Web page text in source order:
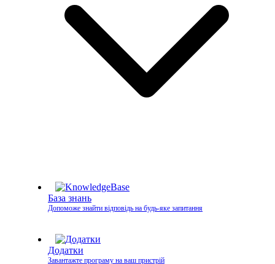
База знань
Допоможе знайти відповідь на будь-яке запитання
Додатки
Завантажте програму на ваш пристрій